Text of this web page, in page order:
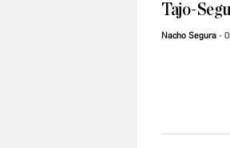
Tajo-
Nacho Segura